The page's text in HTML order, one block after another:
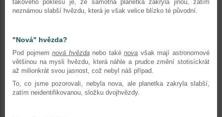
takového poklesu je, že samotná planetka zakryla jinou, zatím
neznámou slabší hvězdu, která je však velice blízko té původní.
"Nová" hvězda?
Pod pojmemnová hvězdanebo takénova však mají astronomové
většinou na mysli hvězdu, která náhle a prudce změní stotisíckrát
až milionkrát svou jasnost, což nebyl náš případ.
To, co jsme pozorovali, nebyla nova, ale planetka zakryla slabší,
zatím neidentifikovanou, složku dvojhvězdy.